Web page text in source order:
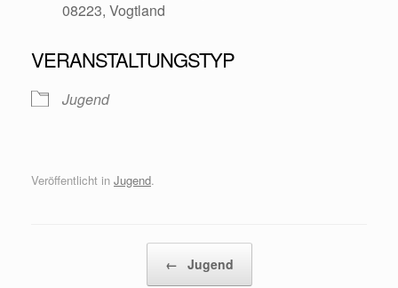
08223, Vogtland
VERANSTALTUNGSTYP
Jugend
Veröffentlicht in Jugend.
← Jugend